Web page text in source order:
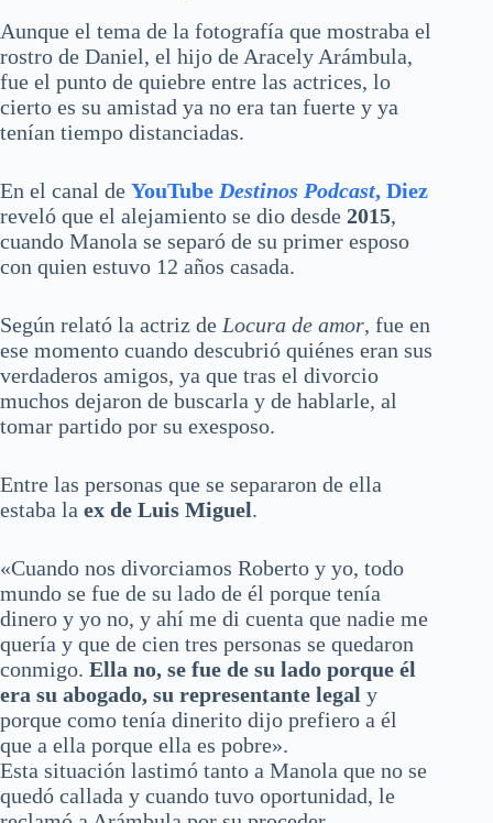
Aunque el tema de la fotografía que mostraba el
rostro de Daniel, el hijo de Aracely Arámbula,
fue el punto de quiebre entre las actrices, lo
cierto es su amistad ya no era tan fuerte y ya
tenían tiempo distanciadas.
En el canal de YouTube Destinos Podcast, Diez
reveló que el alejamiento se dio desde 2015,
cuando Manola se separó de su primer esposo
con quien estuvo 12 años casada.
Según relató la actriz de Locura de amor, fue en
ese momento cuando descubrió quiénes eran sus
verdaderos amigos, ya que tras el divorcio
muchos dejaron de buscarla y de hablarle, al
tomar partido por su exesposo.
Entre las personas que se separaron de ella
estaba la ex de Luis Miguel.
«Cuando nos divorciamos Roberto y yo, todo
mundo se fue de su lado de él porque tenía
dinero y yo no, y ahí me di cuenta que nadie me
quería y que de cien tres personas se quedaron
conmigo. Ella no, se fue de su lado porque él
era su abogado, su representante legal y
porque como tenía dinerito dijo prefiero a él
que a ella porque ella es pobre».
Esta situación lastimó tanto a Manola que no se
quedó callada y cuando tuvo oportunidad, le